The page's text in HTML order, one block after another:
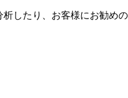
したり、お客様にお勧め